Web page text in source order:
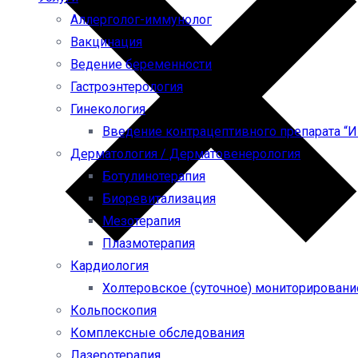
Аллерголог-иммунолог
Вакцинация
Ведение беременности
Гастроэнтерология
Гинекология
Введение контрацептивного препарата
Дерматология / Дерматовенерология
Ботулинотерапия
Биоревитализация
Мезотерапия
Плазмотерапия
Кардиология
Холтеровское (суточное)
Кольпоскопия
Комплексные обследования